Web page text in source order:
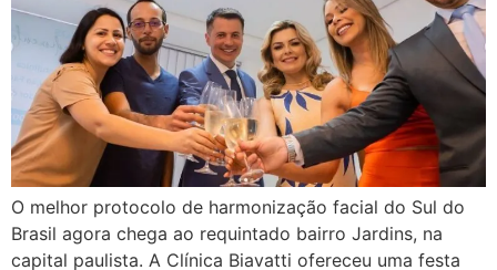
O melhor protocolo de harmonização facial do Sul do
Brasil agora chega ao requintado bairro Jardins, na
capital paulista. A Clínica Biavatti ofereceu uma festa